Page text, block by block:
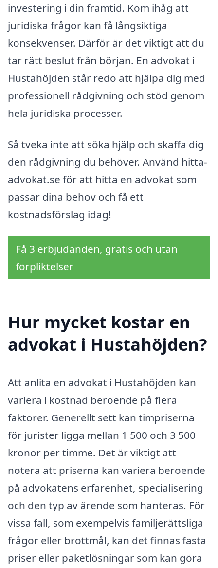
investering i din framtid. Kom ihåg att
juridiska frågor kan få långsiktiga
konsekvenser. Därför är det viktigt att du
tar rätt beslut från början. En advokat i
Hustahöjden står redo att hjälpa dig med
professionell rådgivning och stöd genom
hela juridiska processer.
Så tveka inte att söka hjälp och skaffa dig
den rådgivning du behöver. Använd hitta-
advokat.se för att hitta en advokat som
passar dina behov och få ett
kostnadsförslag idag!
Få 3 erbjudanden, gratis och utan
förpliktelser
Hur mycket kostar en
advokat i Hustahöjden?
Att anlita en advokat i Hustahöjden kan
variera i kostnad beroende på flera
faktorer. Generellt sett kan timpriserna
för jurister ligga mellan 1 500 och 3 500
kronor per timme. Det är viktigt att
notera att priserna kan variera beroende
på advokatens erfarenhet, specialisering
och den typ av ärende som hanteras. För
vissa fall, som exempelvis familjerättsliga
frågor eller brottmål, kan det finnas fasta
priser eller paketlösningar som kan göra